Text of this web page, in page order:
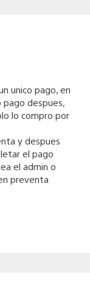
unico pago, en
despues,
lo compro por
y despues
el pago
el admin o
preventa